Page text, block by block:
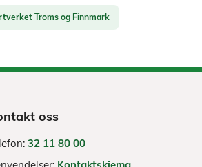
Troms og Finnmark
oss
32 11 80 00